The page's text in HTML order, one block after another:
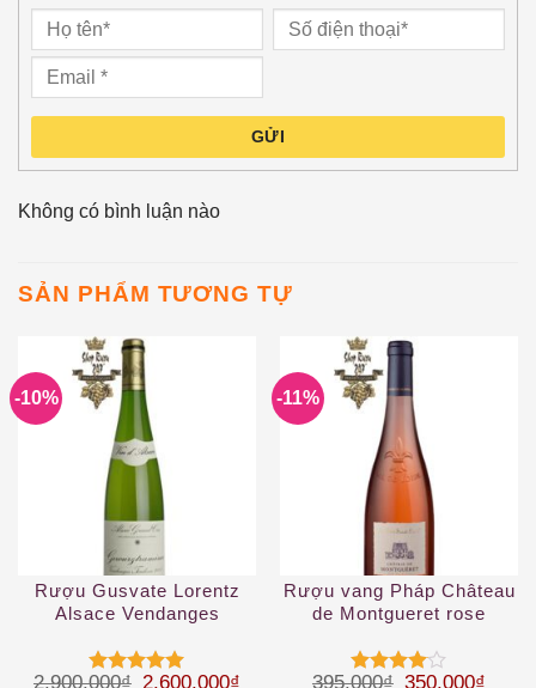
GỬI
Không có bình luận nào
SẢN PHẨM TƯƠNG TỰ
-10%
Rượu Gusvate Lorentz
Alsace Vendanges
2.900.000₫ Giá gốc là: 2.900.000₫.
2.600.000₫ Giá hiện tại là: 2.600.000₫.
-11%
Rượu vang Pháp Château
de Montgueret rose
395.000₫ Giá gốc là:
350.000₫